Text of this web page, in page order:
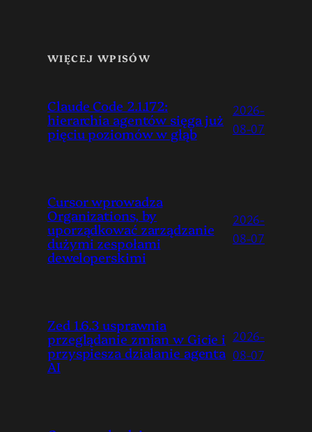
WIĘCEJ WPISÓW
Claude Code 2.1.172:
hierarchia agentów sięga już
pięciu poziomów w głąb
2026-
08-07
Cursor wprowadza
Organizations, by
uporządkować zarządzanie
dużymi zespołami
deweloperskimi
2026-
08-07
Zed 1.6.3 usprawnia
przeglądanie zmian w Gicie i
przyspiesza działanie agenta
AI
2026-
08-07